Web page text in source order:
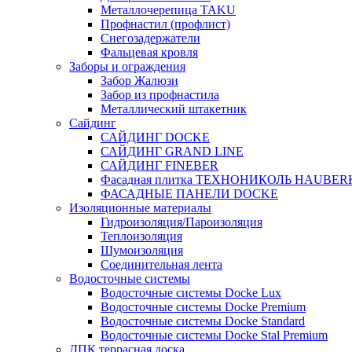
Металлочерепица TAKU
Профнастил (профлист)
Снегозадержатели
Фальцевая кровля
Заборы и ограждения
Забор Жалюзи
Забор из профнастила
Металлический штакетник
Сайдинг
САЙДИНГ DOCKE
САЙДИНГ GRAND LINE
САЙДИНГ FINEBER
Фасадная плитка ТЕХНОНИКОЛЬ
ФАСАДНЫЕ ПАНЕЛИ DOCKE
Изоляционные материалы
Гидроизоляция/Пароизоляция
Теплоизоляция
Шумоизоляция
Соединительная лента
Водосточные системы
Водосточные системы Docke Lux
Водосточные системы Docke Premium
Водосточные системы Docke Standard
Водосточные системы Docke Stal Premium
ДПК террасная доска